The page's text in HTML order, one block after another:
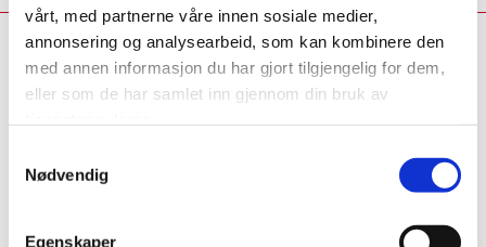
vårt, med partnerne våre innen sosiale medier,
annonsering og analysearbeid, som kan kombinere den
med annen informasjon du har gjort tilgjengelig for dem,
eller som de har samlet inn gjennom din bruk av
Nødvendig
Egenskaper
Kvalitetssikkert
blikkenslagerarbeid